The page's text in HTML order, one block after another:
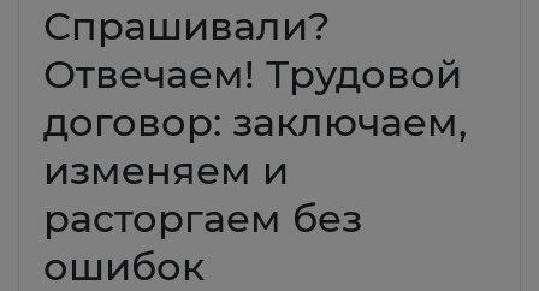
Спрашивали?
Отвечаем! Трудовой
договор: заключаем,
изменяем и
расторгаем без
ошибок